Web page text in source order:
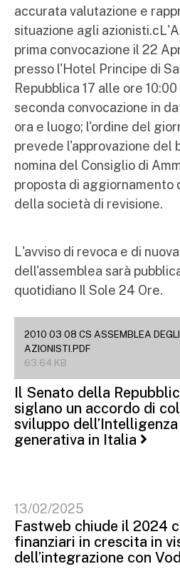
accurata valutazione e
situazione agli
prima convocazione il 22
presso l'Hotel Principe di
Repubblica 17 alle ore
seconda convocazione in
ora e luogo; l'ordine del
prevede l'approvazione del
nomina del Consiglio di
proposta di aggiornamento
della società di revisione.
L'avviso di revoca e di
dell'assemblea sarà
quotidiano Il Sole 24 Ore.
2010 03 08 CS ASSEMBLEA DEGLI
AZIONISTI.PDF
63.64 KB
Il Senato della
siglano un accordo di
sviluppo
generativa in Italia
13/02/2025
Fastweb chiude il 2024
finanziari in crescita in
dell’integrazione con